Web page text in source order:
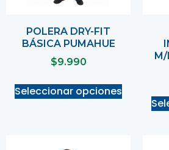
POLERA DRY-FIT
BÁSICA PUMAHUE
$9.990
Seleccionar opciones
M/